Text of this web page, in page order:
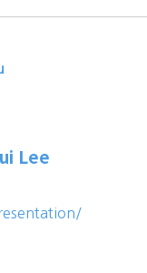
Lee